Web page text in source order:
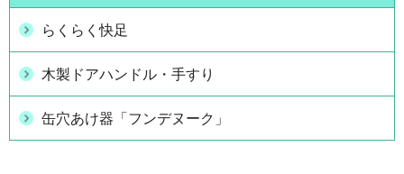
らくらく快足
木製ドアハンドル・手すり
缶穴あけ器「フンデヌーク」